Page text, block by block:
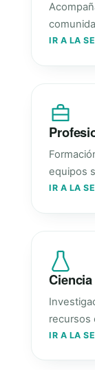
IR A LA
equipos
IR A LA
recursos
IR A LA